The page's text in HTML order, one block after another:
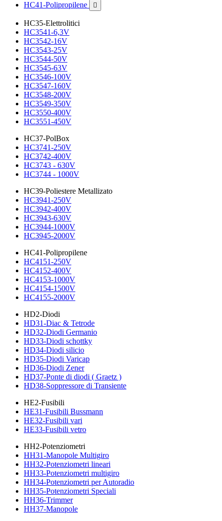
HC41-Polipropilene

HC35-Elettrolitici
HC3541-6,3V
HC3542-16V
HC3543-25V
HC3544-50V
HC3545-63V
HC3546-100V
HC3547-160V
HC3548-200V
HC3549-350V
HC3550-400V
HC3551-450V
HC37-PolBox
HC3741-250V
HC3742-400V
HC3743 - 630V
HC3744 - 1000V
HC39-Poliestere Metallizato
HC3941-250V
HC3942-400V
HC3943-630V
HC3944-1000V
HC3945-2000V
HC41-Polipropilene
HC4151-250V
HC4152-400V
HC4153-1000V
HC4154-1500V
HC4155-2000V
HD2-Diodi
HD31-Diac & Tetrode
HD32-Diodi Germanio
HD33-Diodi schottky
HD34-Diodi silicio
HD35-Diodi Varicap
HD36-Diodi Zener
HD37-Ponte di diodi ( Graetz )
HD38-Soppressore di Transiente
HE2-Fusibili
HE31-Fusibili Bussmann
HE32-Fusibili vari
HE33-Fusibili vetro
HH2-Potenziometri
HH31-Manopole Multigiro
HH32-Potenziometri lineari
HH33-Potenziometri multigiro
HH34-Potenziometri per Autoradio
HH35-Potenziometri Speciali
HH36-Trimmer
HH37-Manopole